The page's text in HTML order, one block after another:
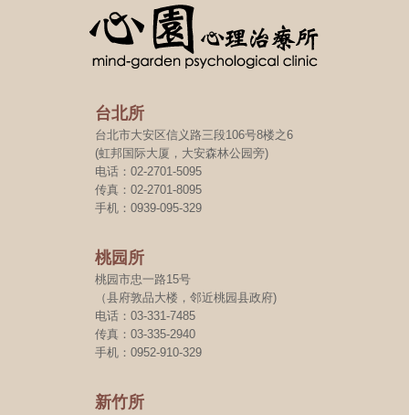
台北所
台北市大安区信义路三段106号8楼之6
(虹邦国际大厦，大安森林公园旁)
电话：02-2701-5095
传真：02-2701-8095
手机：0939-095-329
桃园所
桃园市忠一路15号
（县府敦品大楼，邻近桃园县政府)
电话：03-331-7485
传真：03-335-2940
手机：0952-910-329
新竹所